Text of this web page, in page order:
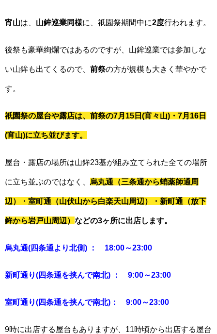
宵山は、 山鉾巡業同様に、祇園祭期間中に2度行われます。
後祭も豪華絢爛ではあるのですが、山鉾巡業では参加しな
い山鉾も出てくるので、 前祭の方が規模も大きく華やかで
す。
祇園祭の屋台や露店は、前祭の7月15日(宵々山)・7月16日
(宵山)に立ち並びます。
屋台・露店の場所は山鉾23基が組み立てられた全ての場所
に立ち並ぶのではなく、 烏丸通（三条通から蛸薬師通周
辺）・室町通（山伏山から白楽天山周辺）・新町通（放下
鉾から岩戸山周辺） などの3ヶ所に出店します。
烏丸通(四条通より北側) ： 18:00～23:00
新町通り(四条通を挟んで南北) ： 9:00～23:00
室町通り(四条通を挟んで南北)： 9:00～23:00
9時に出店する屋台もありますが、11時頃から出店する屋台